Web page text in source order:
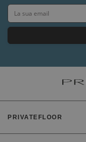
PRIVATEFLOOR